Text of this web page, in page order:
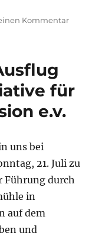
Kommentarzu
für
e.v.
uns bei
21. Juli zu
Führung durch
in
auf dem
und